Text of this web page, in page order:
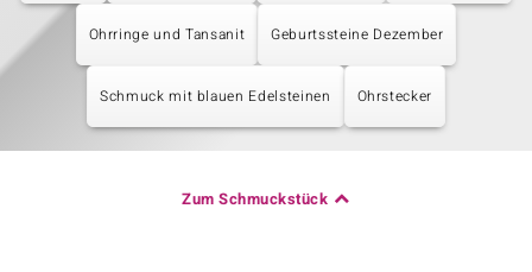
Ohrringe und Tansanit Geburtssteine Dezember
Schmuck mit blauen Edelsteinen Ohrstecker
Zum Schmuckstück